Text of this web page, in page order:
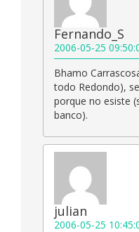
Fernando_S
2006-05-25
Bhamo
todo Redondo),
porque no esiste
banco).
julian
2006-05-25